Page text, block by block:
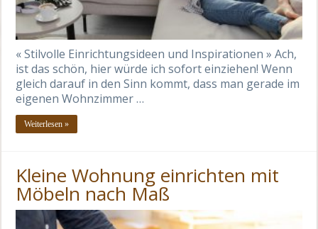
« Stilvolle Einrichtungsideen und Inspirationen » Ach,
ist das schön, hier würde ich sofort einziehen! Wenn
gleich darauf in den Sinn kommt, dass man gerade im
eigenen Wohnzimmer …
Weiterlesen »
Kleine Wohnung einrichten mit
Möbeln nach Maß